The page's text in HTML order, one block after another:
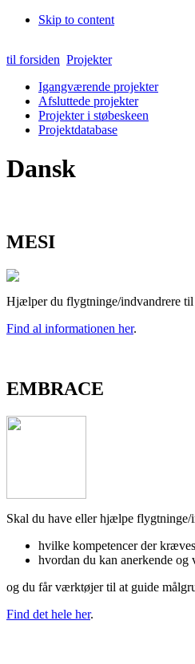
Skip to content
til forsiden Projekter
Igangværende projekter
Afsluttede projekter
Projekter i støbeskeen
Projektdatabase
Dansk
MESI
Hjælper du flygtninge/indvandrere
Find al informationen her.
EMBRACE
Skal du have eller hjælpe flygtninge/
hvilke kompetencer der
hvordan du kan anerkende
og du får værktøjer til at guide
Find det hele her.